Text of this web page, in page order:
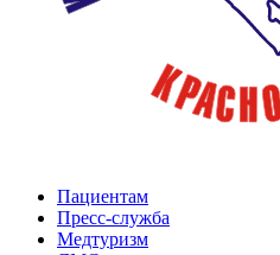
Пациентам
Пресс-служба
Медтуризм